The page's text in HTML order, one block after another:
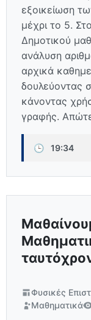
εξοικείωση
μέχρι το 5.
Δημοτικού
ανάλυση
αρχικά
δουλεύοντας
κάνοντας
γραφής.
🕒 19:34
Φυσικές
Μαθηματικά